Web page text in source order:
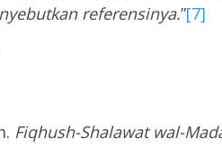
referensinya.”[7]
Fiqhush-Shalawat wal-